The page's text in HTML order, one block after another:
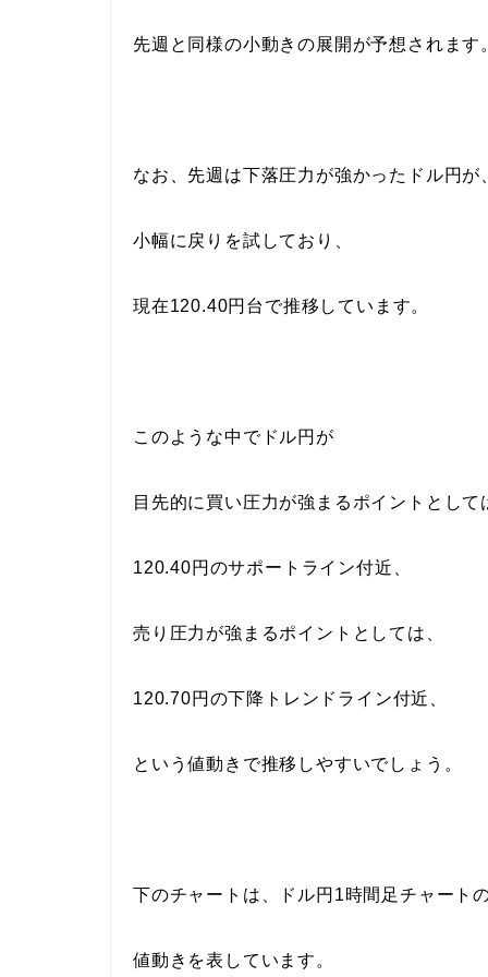
先週と同様の小動きの展開が予想されます
なお、先週は下落圧力が強かったドル円が
小幅に戻りを試しており、
現在120.40円台で推移しています。
このような中でドル円が
目先的に買い圧力が強まるポイントとして
120.40円のサポートライン付近、
売り圧力が強まるポイントとしては、
120.70円の下降トレンドライン付近、
という値動きで推移しやすいでしょう。
下のチャートは、ドル円1時間足チャート
値動きを表しています。